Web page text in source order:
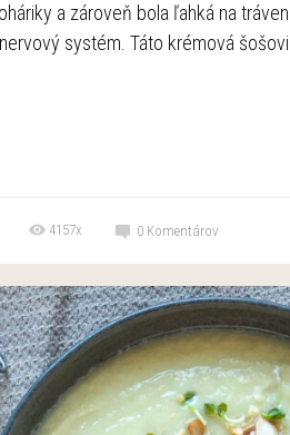
a zároveň bola ľahká na
systém. Táto krémová
4157x 0 Komentárov